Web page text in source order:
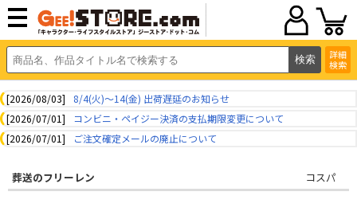
詳細
検索
[2026/08/03]
8/4(火)～14(金) 出荷遅延のお知らせ
[2026/07/01]
コンビニ・ペイジー決済の支払期限変更について
[2026/07/01]
ご注文確定メールの廃止について
葬送のフリーレン コスパ